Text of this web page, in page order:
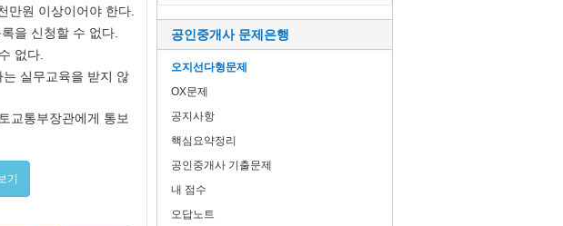
공인중개사 문제은행
오지선다형문제
OX문제
공지사항
핵심요약정리
공인중개사 기출문제
내 점수
오답노트
만원 이상이어야 한다.
을 신청할 수 없다.
없다.
실무교육을 받지 않
교통부장관에게 통보
기